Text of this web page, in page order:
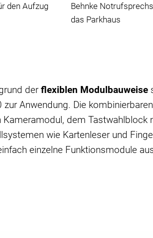
den Aufzug
Behnke
das Parkhaus
der flexiblen Modulbauweise
Anwendung. Die
dem
wie Kartenleser und
einzelne Funktionsmodule